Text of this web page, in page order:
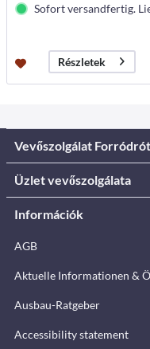
Sofort versandfertig.
Részletek
Vevőszolgálat Forródrót
Üzlet vevőszolgálata
Információk
AGB
Aktuelle Informationen &
Ausbau-Ratgeber
Accessibility statement